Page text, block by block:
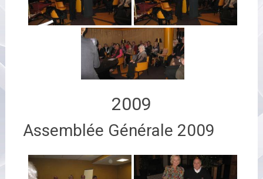
2009
Assemblée Générale 2009